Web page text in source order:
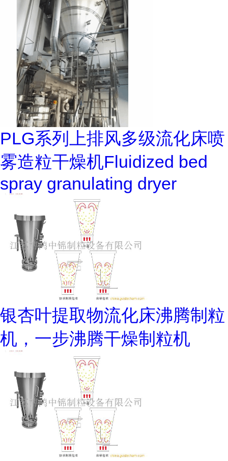
PLG系列上排风多级流化床喷
雾造粒干燥机Fluidized bed
spray granulating dryer
银杏叶提取物流化床沸腾制粒
机，一步沸腾干燥制粒机